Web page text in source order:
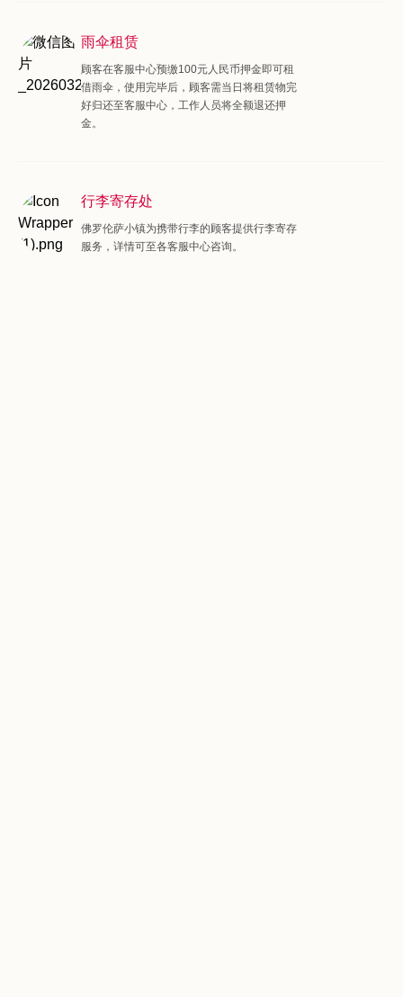
雨伞租赁
顾客在客服中心预缴100元人民币押金即可租
借雨伞，使用完毕后，顾客需当日将租赁物完
好归还至客服中心，工作人员将全额退还押
金。
行李寄存处
佛罗伦萨小镇为携带行李的顾客提供行李寄存
服务，详情可至各客服中心咨询。